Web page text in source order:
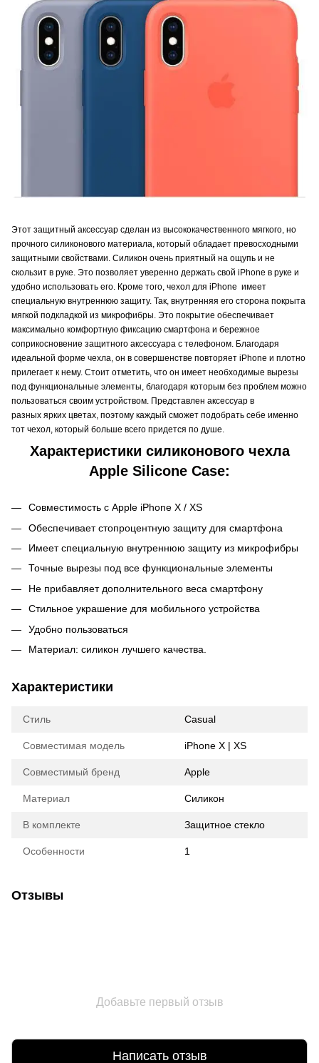
Этот защитный аксессуар сделан из высококачественного мягкого, но
прочного силиконового материала, который обладает превосходными
защитными свойствами. Силикон очень приятный на ощупь и не
скользит в руке. Это позволяет уверенно держать свой iPhone в руке и
удобно использовать его. Кроме того, чехол для iPhone имеет
специальную внутреннюю защиту. Так, внутренняя его сторона покрыта
мягкой подкладкой из микрофибры. Это покрытие обеспечивает
максимально комфортную фиксацию смартфона и бережное
соприкосновение защитного аксессуара с телефоном. Благодаря
идеальной форме чехла, он в совершенстве повторяет iPhone и плотно
прилегает к нему. Стоит отметить, что он имеет необходимые вырезы
под функциональные элементы, благодаря которым без проблем можно
пользоваться своим устройством. Представлен аксессуар в
разных ярких цветах, поэтому каждый сможет подобрать себе именно
тот чехол, который больше всего придется по душе.
Характеристики силиконового чехла
Apple Silicone Case:
Совместимость с Apple iPhone X / XS
Обеспечивает стопроцентную защиту для смартфона
Имеет специальную внутреннюю защиту из микрофибры
Точные вырезы под все функциональные элементы
Не прибавляет дополнительного веса смартфону
Стильное украшение для мобильного устройства
Удобно пользоваться
Материал: силикон лучшего качества.
Характеристики
Стиль Casual
Совместимая модель iPhone X | XS
Совместимый бренд Apple
Материал Силикон
В комплекте Защитное стекло
Особенности 1
Отзывы
Добавьте первый отзыв
Написать отзыв